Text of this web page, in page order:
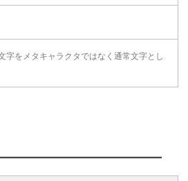
字をメタキャラクタではなく通常文字とし